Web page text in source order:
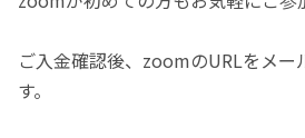
ご入金確認後、zoomのURLをメー
す。